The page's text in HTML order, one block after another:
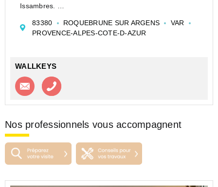
Issambres.
petanque et tables de ping pong.
Entièrement rénové au cours des 3 dernières anné...
83380 ROQUEBRUNE SUR ARGENS
VAR
PROVENCE-ALPES-COTE-D-AZUR
WALLKEYS
Contacter l'agence
Nos professionnels vous accompagnent